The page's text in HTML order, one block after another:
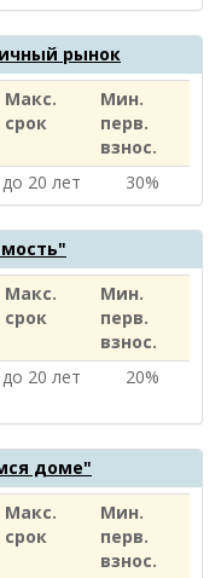
рынок
Макс.
срок
Мин.
перв.
взнос.
до 20 лет 30%
Макс.
срок
Мин.
перв.
взнос.
до 20 лет 20%
доме"
Макс.
срок
Мин.
перв.
взнос.